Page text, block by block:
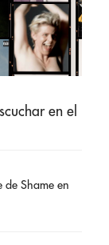
en el
de Shame en